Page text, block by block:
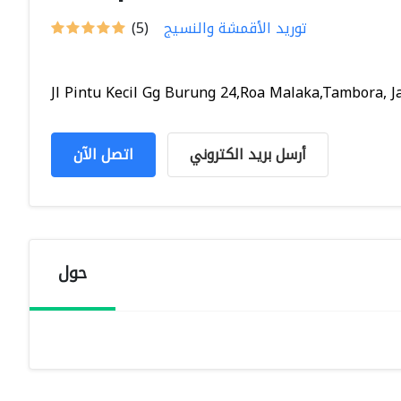
(5) توريد الأقمشة والنسيج
Jl Pintu Kecil Gg Burung 24,Roa Malaka,Tambora,
اتصل الآن أرسل بريد الكتروني
حول